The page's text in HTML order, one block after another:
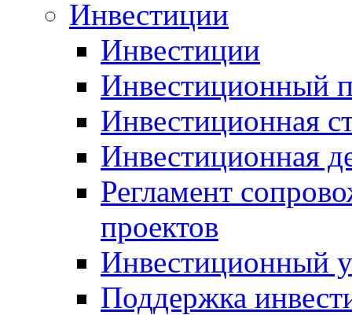
Инвестиции
Инвестиции
Инвестиционный
Инвестиционная
Инвестиционная
Регламент
проектов
Инвестиционный
Поддержка